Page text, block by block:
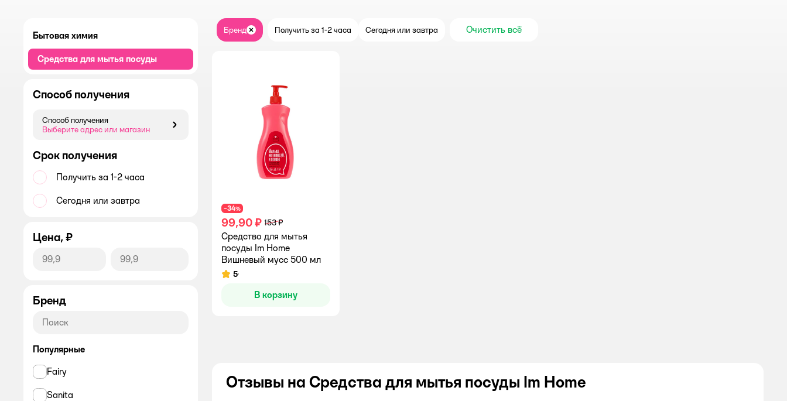
Бренд ЗакрытьПолучить за 1-2 часа Сегодня или завтра Очистить всё
−34%
99,90 ₽ 153 ₽
Средство для мытья
посуды Im Home
Вишневый мусс 500 мл
Рейтинг:
5
В корзину
Отзывы на Средства для мытья посуды Im Home
Бытовая химия
Средства для мытья посуды
Способ получения
Способ получения
Выберите адрес или магазин
Способ получения
Срок получения
Получить за 1-2 часа
Сегодня или завтра
Цена, ₽
Бренд
Популярные
Fairy
Sanita